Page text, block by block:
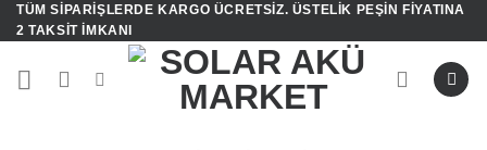
İçeriğe
atla
TÜM SIPARIŞLERDE KARGO ÜCRETSIZ. ÜSTELIK PEŞIN FIYATINA
2 TAKSIT IMKANI